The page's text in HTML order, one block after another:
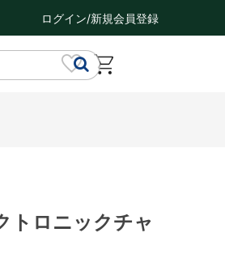
ログイン/新規会員登録
トロニックチャ